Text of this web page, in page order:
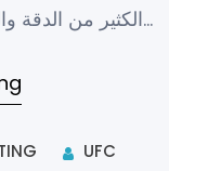
الكثير من الدقة
العديد من الصناعات…
UFC